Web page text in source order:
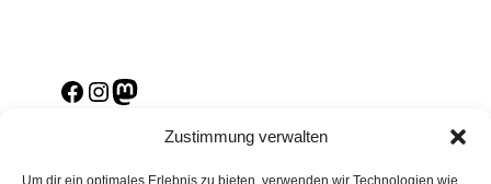
Zustimmung verwalten
Um dir ein optimales Erlebnis zu bieten, verwenden wir Technologien wie
Facebook
Instagram
Mastodon